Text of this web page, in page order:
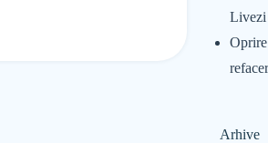
Livezi
Arhive